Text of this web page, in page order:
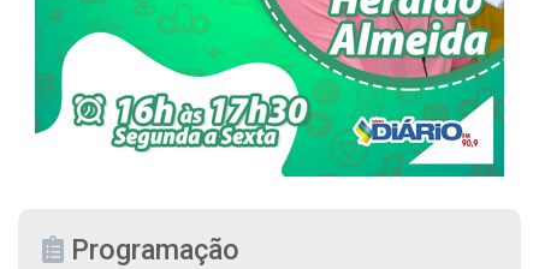
Programação